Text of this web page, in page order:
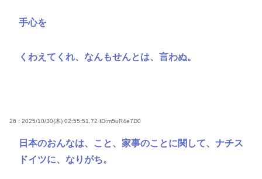
手心を
くわえてくれ、なんもせんとは、言わぬ。
26 : 2025/10/30(木) 02:55:51.72 ID:m5uR4e7D0
日本のおんなは、こと、家事のことに関して、ナチス
ドイツに、なりがち。